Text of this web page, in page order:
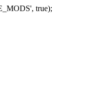
true);